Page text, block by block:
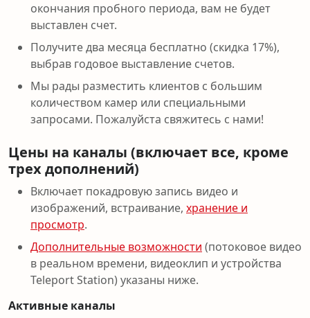
окончания пробного периода, вам не будет
выставлен счет.
Получите два месяца бесплатно (скидка 17%),
выбрав годовое выставление счетов.
Мы рады разместить клиентов с большим
количеством камер или специальными
запросами. Пожалуйста свяжитесь с нами!
Цены на каналы (включает все, кроме
трех дополнений)
Включает покадровую запись видео и
изображений, встраивание, хранение и
просмотр.
Дополнительные возможности (потоковое видео
в реальном времени, видеоклип и устройства
Teleport Station) указаны ниже.
Активные каналы